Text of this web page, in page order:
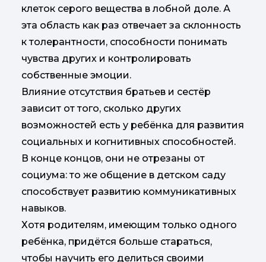
клеток серого вещества в лобной доле. А
эта область как раз отвечает за склонность
к толерантности, способности понимать
чувства других и контролировать
собственные эмоции.
Влияние отсутствия братьев и сестёр
зависит от того, сколько других
возможностей есть у ребёнка для развития
социальных и когнитивных способностей.
В конце концов, они не отрезаны от
социума: то же общение в детском саду
способствует развитию коммуникативных
навыков.
Хотя родителям, имеющим только одного
ребёнка, придётся больше стараться,
чтобы научить его делиться своими